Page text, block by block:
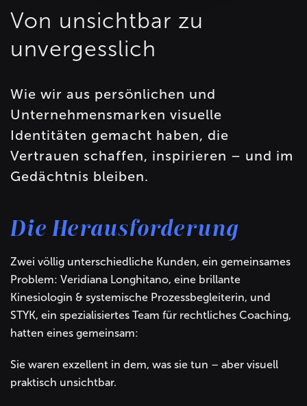
Von unsichtbar zu
unvergesslich
Wie wir aus persönlichen und
Unternehmensmarken visuelle
Identitäten gemacht haben, die
Vertrauen schaffen, inspirieren – und im
Gedächtnis bleiben.
Die Herausforderung
Zwei völlig unterschiedliche Kunden, ein gemeinsames
Problem: Veridiana Longhitano, eine brillante
Kinesiologin & systemische Prozessbegleiterin, und
STYK, ein spezialisiertes Team für rechtliches Coaching,
hatten eines gemeinsam:
Sie waren exzellent in dem, was sie tun – aber visuell
praktisch unsichtbar.